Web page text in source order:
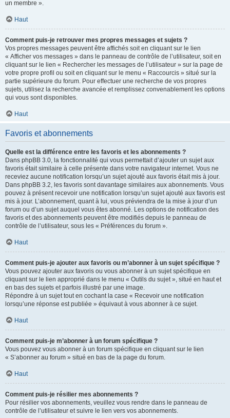
un membre ».
Haut
Comment puis-je retrouver mes propres messages et sujets ?
Vos propres messages peuvent être affichés soit en cliquant sur le lien
« Afficher vos messages » dans le panneau de contrôle de l’utilisateur, soit en
cliquant sur le lien « Rechercher les messages de l’utilisateur » sur la page de
votre propre profil ou soit en cliquant sur le menu « Raccourcis » situé sur la
partie supérieure du forum. Pour effectuer une recherche de vos propres
sujets, utilisez la recherche avancée et remplissez convenablement les options
qui vous sont disponibles.
Haut
Favoris et abonnements
Quelle est la différence entre les favoris et les abonnements ?
Dans phpBB 3.0, la fonctionnalité qui vous permettait d’ajouter un sujet aux
favoris était similaire à celle présente dans votre navigateur internet. Vous ne
receviez aucune notification lorsqu’un sujet ajouté aux favoris était mis à jour.
Dans phpBB 3.2, les favoris sont davantage similaires aux abonnements. Vous
pouvez à présent recevoir une notification lorsqu’un sujet ajouté aux favoris est
mis à jour. L’abonnement, quant à lui, vous préviendra de la mise à jour d’un
forum ou d’un sujet auquel vous êtes abonné. Les options de notification des
favoris et des abonnements peuvent être modifiés depuis le panneau de
contrôle de l’utilisateur, sous les « Préférences du forum ».
Haut
Comment puis-je ajouter aux favoris ou m’abonner à un sujet spécifique ?
Vous pouvez ajouter aux favoris ou vous abonner à un sujet spécifique en
cliquant sur le lien approprié dans le menu « Outils du sujet », situé en haut et
en bas des sujets et parfois illustré par une image.
Répondre à un sujet tout en cochant la case « Recevoir une notification
lorsqu’une réponse est publiée » équivaut à vous abonner à ce sujet.
Haut
Comment puis-je m’abonner à un forum spécifique ?
Vous pouvez vous abonner à un forum spécifique en cliquant sur le lien
« S’abonner au forum » situé en bas de la page du forum.
Haut
Comment puis-je résilier mes abonnements ?
Pour résilier vos abonnements, veuillez vous rendre dans le panneau de
contrôle de l’utilisateur et suivre le lien vers vos abonnements.